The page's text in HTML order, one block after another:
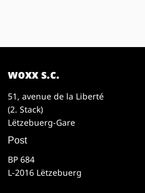
woxx s.c.
51, avenue de la Liberté
(2. Stack)
Lëtzebuerg-Gare
Post
BP 684
L-2016 Lëtzebuerg